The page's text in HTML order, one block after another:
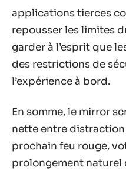
applications tierces
repousser les limites
garder à l’esprit que
des restrictions de
l’expérience à bord.
En somme, le mirror
nette entre distraction
prochain feu rouge,
prolongement naturel